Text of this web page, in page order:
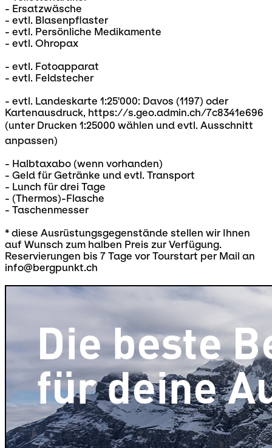
- Ersatzwäsche
- evtl. Blasenpflaster
- evtl. Persönliche Medikamente
- evtl. Ohropax
- evtl. Fotoapparat
- evtl. Feldstecher
- evtl. Landeskarte 1:25'000: Davos (1197) oder
Kartenausdruck, https://s.geo.admin.ch/7c8341e696
(unter Drucken 1:25000 wählen und evtl. Ausschnitt
anpassen)
- Halbtaxabo (wenn vorhanden)
- Geld für Getränke und evtl. Transport
- Lunch für drei Tage
- (Thermos)-Flasche
- Taschenmesser
* diese Ausrüstungsgegenstände stellen wir Ihnen
auf Wunsch zum halben Preis zur Verfügung.
Reservierungen bis 7 Tage vor Tourstart per Mail an
info@bergpunkt.ch